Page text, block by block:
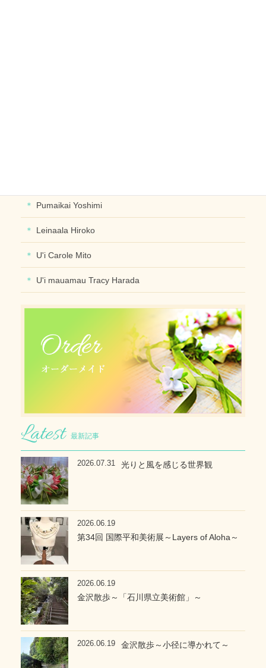
Pumaikai Yoshimi
Leinaala Hiroko
U'i Carole Mito
U'i mauamau Tracy Harada
最新記事
光りと風を感じる世界観
2026.07.31
第34回 国際平和美術展～Layers of Aloha～
2026.06.19
金沢散歩～「石川県立美術館」～
2026.06.19
金沢散歩～小径に導かれて～
2026.06.19